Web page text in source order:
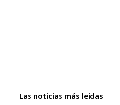
Las noticias más leídas